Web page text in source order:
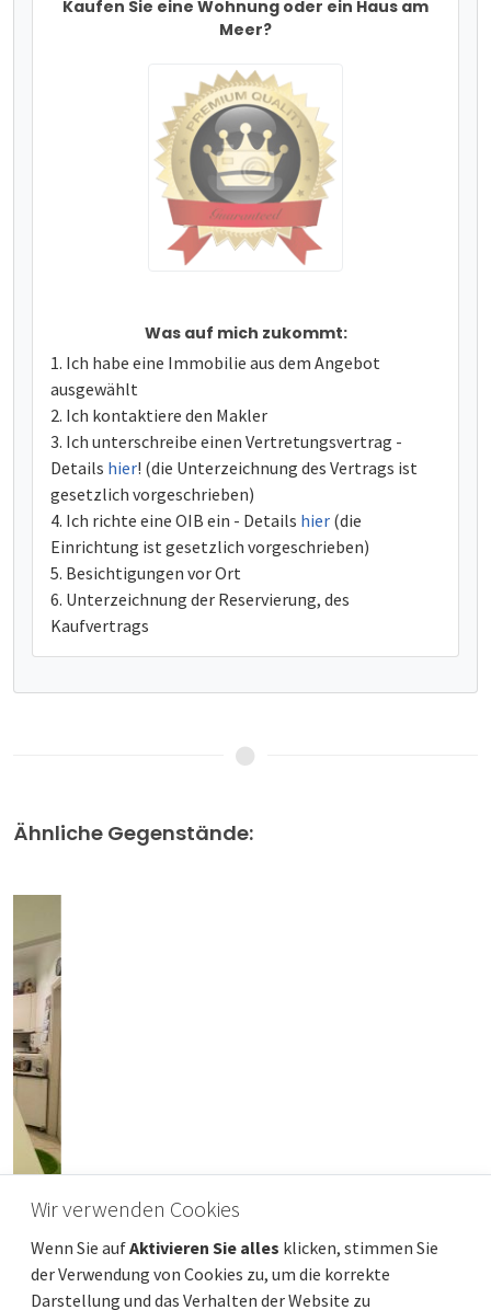
Kaufen Sie eine Wohnung oder ein Haus am
Meer?
Was auf mich zukommt:
Ich habe eine Immobilie aus dem Angebot
ausgewählt
Ich kontaktiere den Makler
Ich unterschreibe einen Vertretungsvertrag -
Details hier! (die Unterzeichnung des Vertrags ist
gesetzlich vorgeschrieben)
Ich richte eine OIB ein - Details hier (die
Einrichtung ist gesetzlich vorgeschrieben)
Besichtigungen vor Ort
Unterzeichnung der Reservierung, des
Kaufvertrags
Ähnliche Gegenstände:
INSEL KRK, OMIŠALJ - Wohnung in einem
Neubau - EXKLUSIVE Lage 30 m vom Meer
entfernt!
Wir verwenden Cookies
Wenn Sie aufAktivieren Sie alles klicken, stimmen Sie
der Verwendung von Cookies zu, um die korrekte
Darstellung und das Verhalten der Website zu